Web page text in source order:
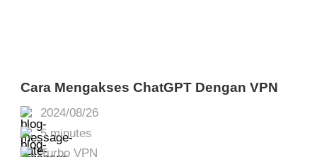
2024/08/26
5 minutes
Turbo VPN
Cara Mengakses ChatGPT Dengan VPN